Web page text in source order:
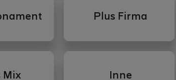
Plus Firma
Mix Inne